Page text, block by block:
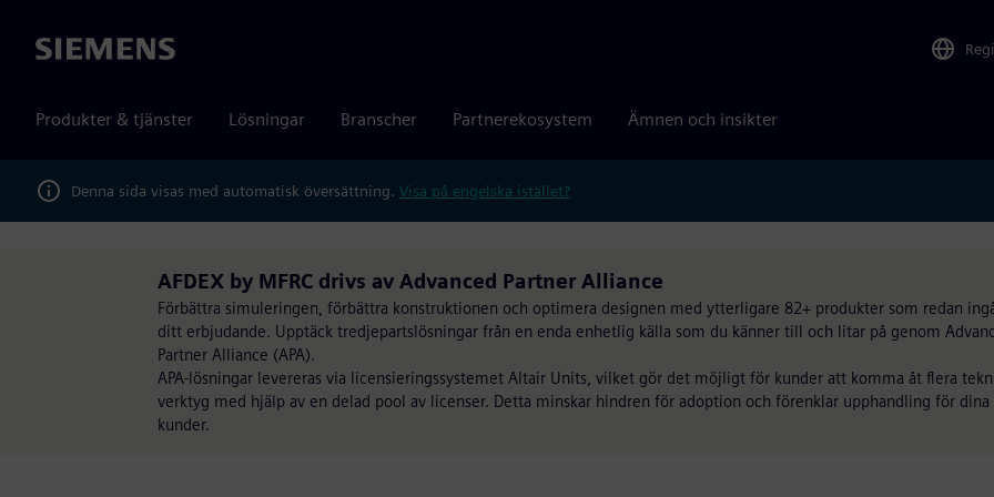
Siemens
Produkter & tjänster Lösningar Branscher Partnerekosystem Ämnen och insikter
Denna sida visas med automatisk översättning. Visa på engelska istället?
AFDEX by MFRC drivs av Advanced Partner Alliance
Förbättra simuleringen, förbättra konstruktionen och optimera designen med ytterligare 82+ produkter som redan
ditt erbjudande. Upptäck tredjepartslösningar från en enda enhetlig källa som du känner till och litar på genom
Partner Alliance (APA).
APA-lösningar levereras via licensieringssystemet Altair Units, vilket gör det möjligt för kunder att komma åt flera
verktyg med hjälp av en delad pool av licenser. Detta minskar hindren för adoption och förenklar upphandling för dina
kunder.